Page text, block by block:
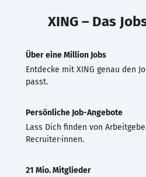
XING – Das
Über eine Million Jobs
Entdecke mit XING genau den
passt.
Persönliche Job-Angebote
Lass Dich finden von
Recruiter·innen.
21 Mio. Mitglieder